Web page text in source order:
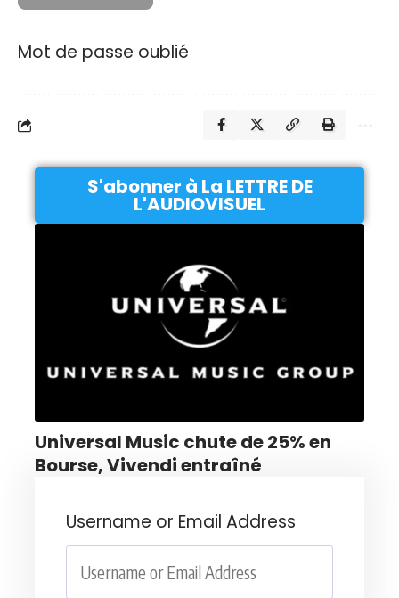
Mot de passe oublié
S'abonner à La LETTRE DE
L'AUDIOVISUEL
Universal Music chute de 25% en
Bourse, Vivendi entraîné
Username or Email Address